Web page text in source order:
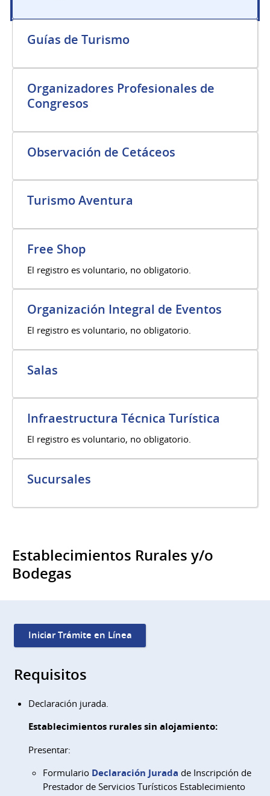
Guías de Turismo
Organizadores Profesionales de
Congresos
Observación de Cetáceos
Turismo Aventura
Free Shop
El registro es voluntario, no obligatorio.
Organización Integral de Eventos
El registro es voluntario, no obligatorio.
Salas
Infraestructura Técnica Turística
El registro es voluntario, no obligatorio.
Sucursales
Establecimientos Rurales y/o
Bodegas
Iniciar Trámite en Línea
Requisitos
Declaración jurada.
Establecimientos rurales sin alojamiento:
Presentar:
Formulario Declaración Jurada de Inscripción de
Prestador de Servicios Turísticos Establecimiento